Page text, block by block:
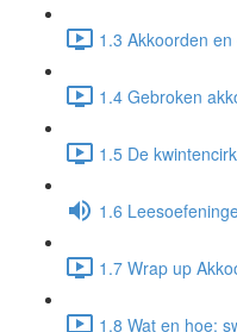
1.3 Akkoorden
1.4 Gebroken
1.5 De
1.6
1.7 Wrap up
1.8 Wat en hoe: